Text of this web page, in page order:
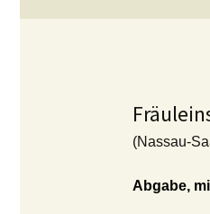
(Nassau-
Abgabe,